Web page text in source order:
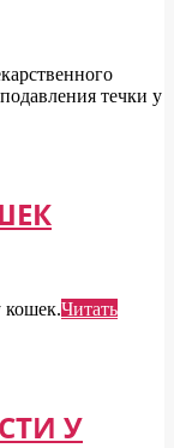
течки у
кошек.Читать
У